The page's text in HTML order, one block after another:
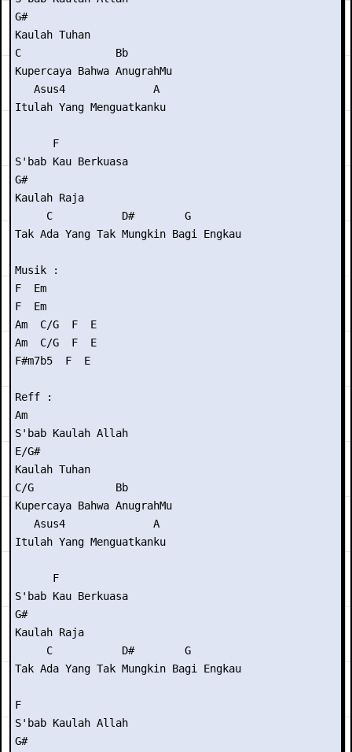
G#
Kaulah Tuhan
C               Bb
Kupercaya Bahwa AnugrahMu
   Asus4              A
Itulah Yang Menguatkanku
      F
S'bab Kau Berkuasa
G#
Kaulah Raja
     C           D#        G
Tak Ada Yang Tak Mungkin Bagi Engkau
Musik :
F  Em
F  Em
Am  C/G  F  E
Am  C/G  F  E
F#m7b5  F  E
Reff :
Am
S'bab Kaulah Allah
E/G#
Kaulah Tuhan
C/G             Bb
Kupercaya Bahwa AnugrahMu
   Asus4              A
Itulah Yang Menguatkanku
      F
S'bab Kau Berkuasa
G#
Kaulah Raja
     C           D#        G
Tak Ada Yang Tak Mungkin Bagi Engkau
F
S'bab Kaulah Allah
G#